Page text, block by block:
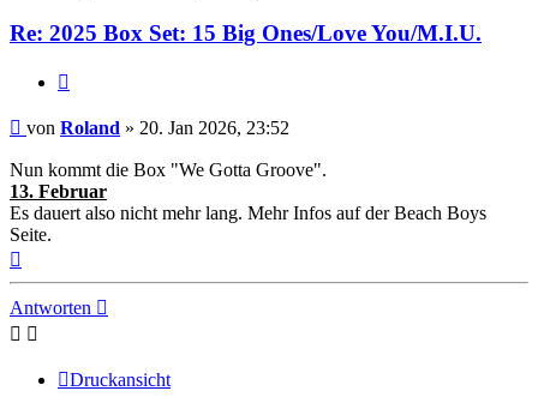
Re: 2025 Box Set: 15 Big Ones/Love You/M.I.U.
Beitrag
von Roland » 20. Jan 2026, 23:52
Nun kommt die Box "We Gotta Groove".
13. Februar
Es dauert also nicht mehr lang. Mehr Infos auf der Beach Boys
Seite.
Antworten
Druckansicht